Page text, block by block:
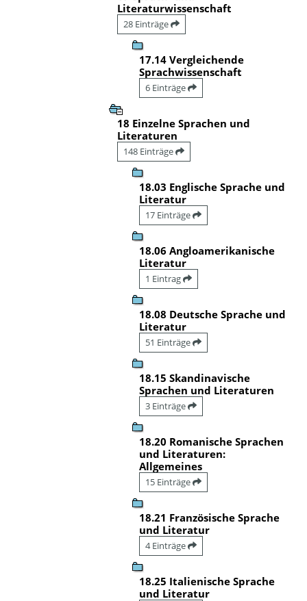
Literaturwissenschaft
28 Einträge
17.14 Vergleichende
Sprachwissenschaft
6 Einträge
18 Einzelne Sprachen und
Literaturen
148 Einträge
18.03 Englische Sprache und
Literatur
17 Einträge
18.06 Angloamerikanische
Literatur
1 Eintrag
18.08 Deutsche Sprache und
Literatur
51 Einträge
18.15 Skandinavische
Sprachen und Literaturen
3 Einträge
18.20 Romanische Sprachen
und Literaturen:
Allgemeines
15 Einträge
18.21 Französische Sprache
und Literatur
4 Einträge
18.25 Italienische Sprache
und Literatur